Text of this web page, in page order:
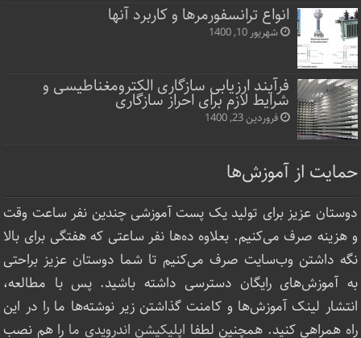
انواع ترانسفورمرها و کاربرد آنها
شهریور 10, 1400
فرآیند ارزیابی سازگاری الکترومغناطیسی و
شرایط لازم برای احراز سازگاری
فروردین 23, 1400
حمایت از آموزش‌ها
دوستان عزیز برای تولید یک پست آموزشی چندین نفر ساعت‌ وقت
و هزینه صرف می‌کنیم. بعلاوه ده‌ها نفر ساعتی که هفتگی برای بالا
نگه داشتن وب‌سایت صرف ‌می‌کنیم تا شما دوستان عزیز براحتی
به آموزش‌های رایگان دسترسی داشته باشید. پس با مطالعه،
انتشار لینک‌ آموزش‌ها و کامنت گذاشتن زیر نوشته‌‌ها ما را در این
راه همراهی کنید. همچنین لطفا اپلیکیشن اندرویدی ما را هم نصب